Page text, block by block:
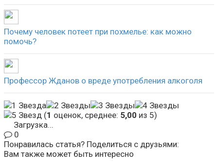
Почему человек потеет при похмелье: как можно
помочь?
Профессор Жданов о вреде употребления алкоголя
(1 оценок, среднее: 5,00 из 5)
Загрузка...
0
Понравилась статья? Поделиться с друзьями:
Вам также может быть интересно